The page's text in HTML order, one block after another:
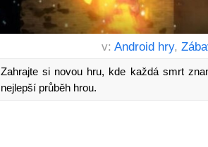
v: Android hry,
Zahrajte si novou hru, kde každá smrt
nejlepší průběh hrou.